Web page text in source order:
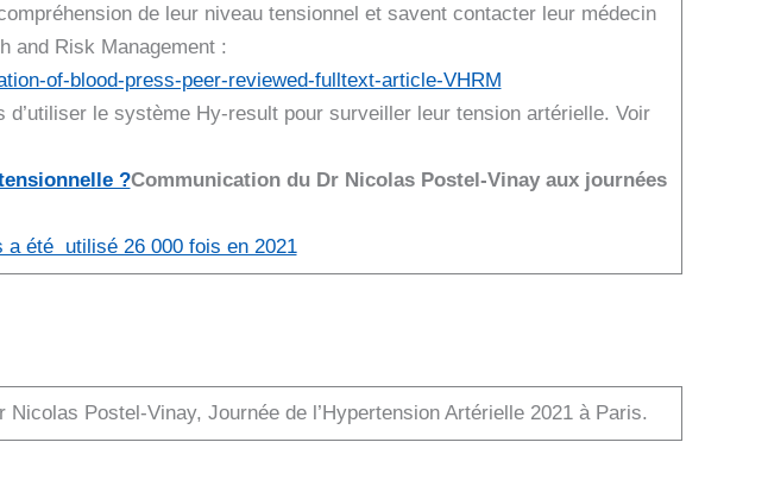
de leur niveau tensionnel et savent contacter leur médecin
and Risk Management :
of-blood-press-peer-reviewed-fulltext-article-VHRM
le système Hy-result pour surveiller leur tension artérielle. Voir
?Communication du Dr Nicolas Postel-Vinay aux journées
a été utilisé 26 000 fois en 2021
Nicolas Postel-Vinay, Journée de l’Hypertension Artérielle 2021 à Paris.